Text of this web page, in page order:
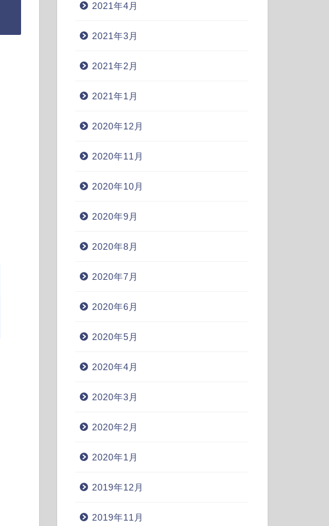
2021年4月
2021年3月
2021年2月
2021年1月
2020年12月
2020年11月
2020年10月
2020年9月
2020年8月
2020年7月
2020年6月
2020年5月
2020年4月
2020年3月
2020年2月
2020年1月
2019年12月
2019年11月